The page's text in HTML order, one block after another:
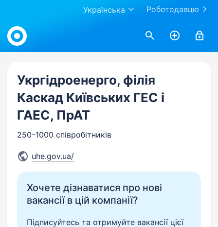
Роботодавцю
Українська
Work.ua
Укргідроенерго, філія
Каскад Київських ГЕС і
ГАЕС, ПрАТ
250–1000 співробітників
uhe.gov.ua/
Хочете дізнаватися про нові
вакансії в цій компанії?
Підписуйтесь та отримуйте вакансії цієї